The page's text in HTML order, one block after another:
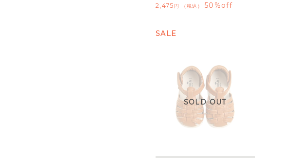
2,475 税込 50%off
SOLD OUT
SALE